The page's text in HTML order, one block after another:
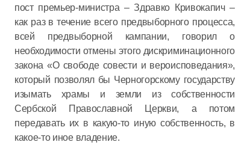
пост премьер-министра – Здравко Кривокапич –
как раз в течение всего предвыборного процесса,
всей предвыборной кампании, говорил о
необходимости отмены этого дискриминационного
закона «О свободе совести и вероисповедания»,
который позволял бы Черногорскому государству
изымать храмы и земли из собственности
Сербской Православной Церкви, а потом
передавать их в какую-то иную собственность, в
какое-то иное владение.